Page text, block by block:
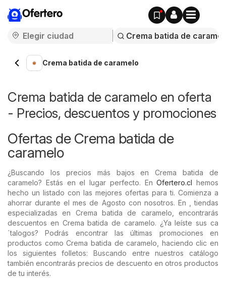
Ofertero
Crema batida de caramelo
Crema batida de caramelo en oferta
- Precios, descuentos y promociones
Ofertas de Crema batida de
caramelo
¿Buscando los precios más bajos en Crema batida de
caramelo? Estás en el lugar perfecto. EnOfertero.cl hemos
hecho un listado con las mejores ofertas para ti. Comienza a
ahorrar durante el mes de Agosto con nosotros. En , tiendas
especializadas en Crema batida de caramelo, encontrarás
descuentos en Crema batida de caramelo. ¿Ya leíste sus ca
´talogos? Podrás encontrar las últimas promociones en
productos como Crema batida de caramelo, haciendo clic en
los siguientes folletos: Buscando entre nuestros catálogo
también encontrarás precios de descuento en otros productos
de tu interés.